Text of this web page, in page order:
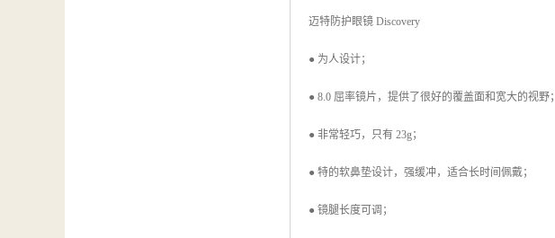
迈特防护眼镜 Discovery
● 为人设计；
● 8.0 屈率镜片，提供了很好的覆盖面和宽大的视野；
● 非常轻巧，只有 23g；
● 特的软鼻垫设计，强缓冲，适合长时间佩戴；
● 镜腿长度可调；